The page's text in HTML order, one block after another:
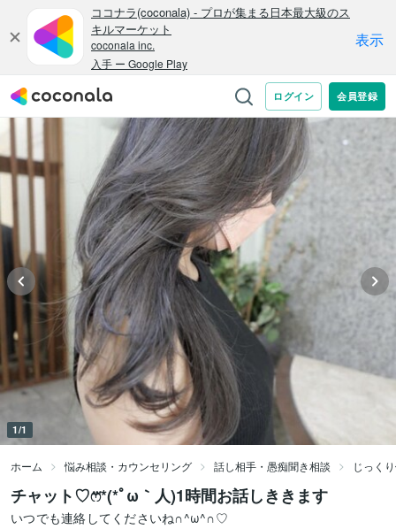
1/1
ホーム 悩み相談・カウンセリング 話し相手・愚痴聞き相談 じっく
チャット♡ෆ⃛*(*ﾟω｀人)1時間お話しききます
いつでも連絡してくださいね∩^ω^∩♡